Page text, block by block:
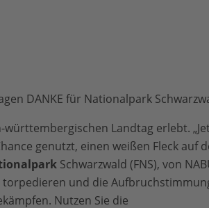
DANKE für Nationalpark
württembergischen Landtag erlebt.
genutzt, einen weißen Fleck auf
Schwarzwald (FNS), von
torpedieren und die
Nutzen Sie die